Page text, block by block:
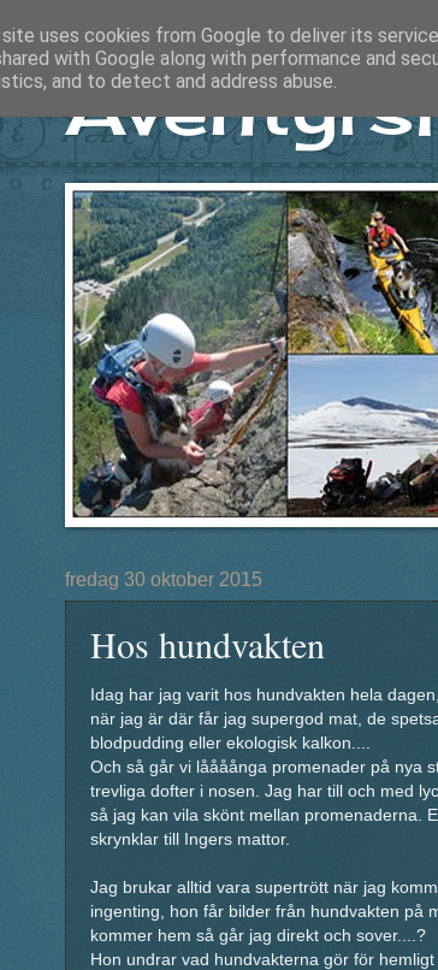
fredag 30 oktober 2015
Hos hundvakten
Idag har jag varit hos hundvakten hela
när jag är där får jag supergod mat, de
blodpudding eller ekologisk kalkon....
Och så går vi låååånga promenader på nya
trevliga dofter i nosen. Jag har till och med
så jag kan vila skönt mellan promenaderna.
skrynklar till Ingers mattor.
Jag brukar alltid vara supertrött när jag
ingenting, hon får bilder från hundvakten på
kommer hem så går jag direkt och sover....?
Hon undrar vad hundvakterna gör för
uses cookies from Google to deliver its
with Google along with performance and
and to detect and address abuse.